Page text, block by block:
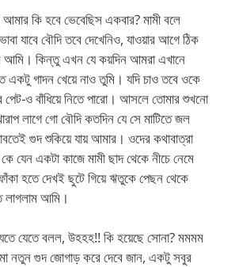
কি হবে ভেবেছিস একবার? মামী বলে
যাবে বৌদি তবে দেখেনিও, যাওয়ার আগে ঠিক
আমি। কিন্তু এখন যে কয়দিন আমরা এখানে
গাদন খেয়ে নাও তুমি। যদি চাও তবে ওকে
পেট-ও বাঁধিয়ে নিতে পারো। আসলে তোমার শুখনো
লাগে গো বৌদি কতদিন যে সে মাটিতে জল
গুদ শুকিয়ে যায় আমার। ওদের কথাবাত্রা
যেন একটা কাজে মামী ছাদ থেকে নীচে নেমে
হতে দেখই ছুটে গিয়ে ঋতুকে পেছন থেকে
লাগলাম আমি।
যেতে বলল, উহহহ!! কি হয়েছে সোনা? মমমম
নতুন গুদ জোগাড় করে দেবে জান, একটু সবুর